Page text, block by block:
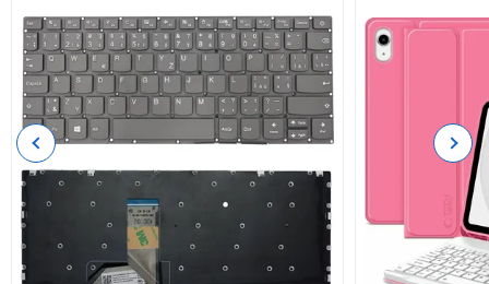
Previous Next